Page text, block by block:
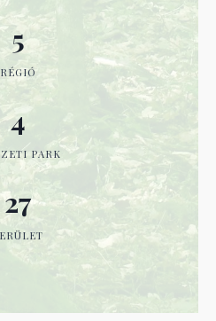
5
RÉGIÓ
4
PARK
27